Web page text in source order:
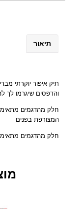
תיאור
תיק איפור יוקרתי
והדפסים שיגרמו לך
חלק מהדגמים
המצורפת בפנים
חלק מהדגמים